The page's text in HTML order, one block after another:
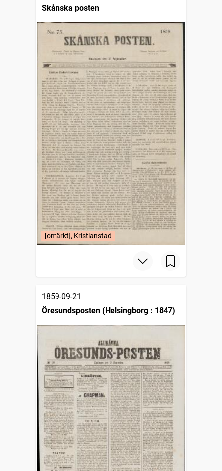
Skånska posten
[omärkt], Kristianstad
1859-09-21
Öresundsposten (Helsingborg : 1847)